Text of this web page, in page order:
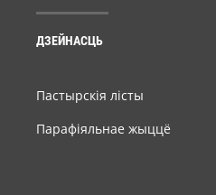
ДЗЕЙНАСЦЬ
Пастырскія лісты
Парафіяльнае жыццё